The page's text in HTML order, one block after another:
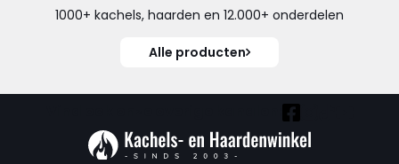
1000+ kachels, haarden en 12.000+ onderdelen
Alle producten